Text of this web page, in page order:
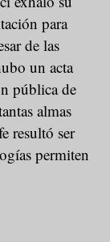
para
de las
un acta
pública de
almas
resultó ser
permiten